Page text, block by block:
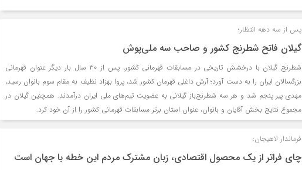
پس از سه دهه انتظار؛
گیلان فاتح شطرنج کشور و صاحب سه ملی‌پوش
شطرنج گیلان با درخشش تاریخی در مسابقات قهرمانی کشور، پس از ۳۰ سال بار دیگر عنوان قهرمانی
بزرگسالان ایران را به دست آورد؛ آرش داغلی قهرمان کشور شد، پروا بهزاد نظیف به مقام سوم بانوان رسید،
مهدی پیر پنجم شد و هر سه شطرنج‌باز گیلانی به عضویت تیم‌های ملی ایران درآمدند. همچنین گیلان در
مجموع نتایج بخش آقایان و بانوان، عنوان استان برتر مسابقات قهرمانی کشور را از آن خود کرد.
فرماندار لاهیجان:
چای فراتر از یک محصول اقتصادی، زبان مشترک مردم این خطه با جهان است